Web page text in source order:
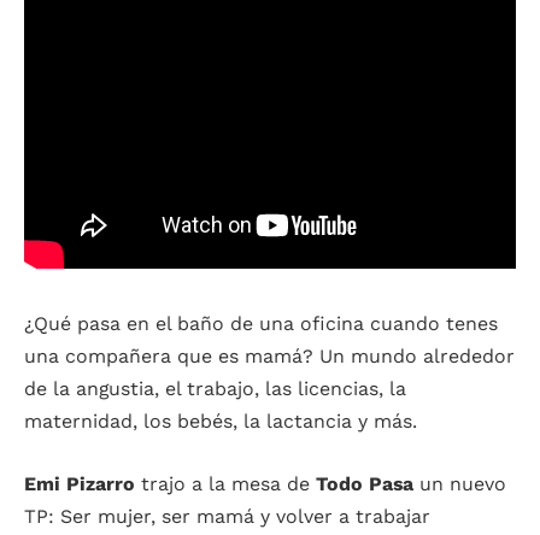
¿Qué pasa en el baño de una oficina cuando tenes
una compañera que es mamá? Un mundo alrededor
de la angustia, el trabajo, las licencias, la
maternidad, los bebés, la lactancia y más.
Emi Pizarro trajo a la mesa de Todo Pasa un nuevo
TP: Ser mujer, ser mamá y volver a trabajar